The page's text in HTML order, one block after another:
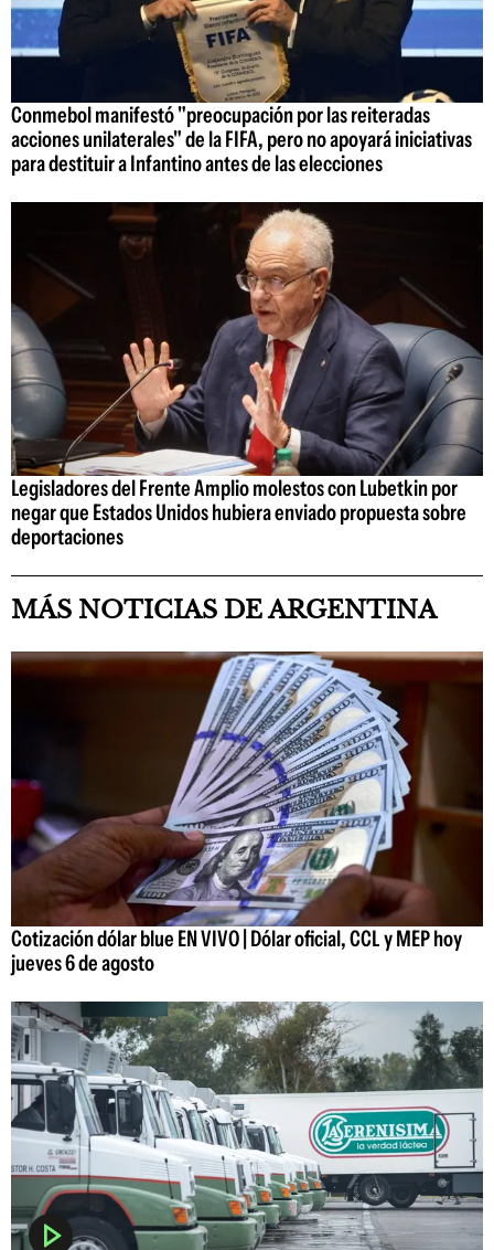
Conmebol manifestó "preocupación por las reiteradas
acciones unilaterales" de la FIFA, pero no apoyará iniciativas
para destituir a Infantino antes de las elecciones
Legisladores del Frente Amplio molestos con Lubetkin por
negar que Estados Unidos hubiera enviado propuesta sobre
deportaciones
MÁS NOTICIAS DE ARGENTINA
Cotización dólar blue EN VIVO | Dólar oficial, CCL y MEP hoy
jueves 6 de agosto